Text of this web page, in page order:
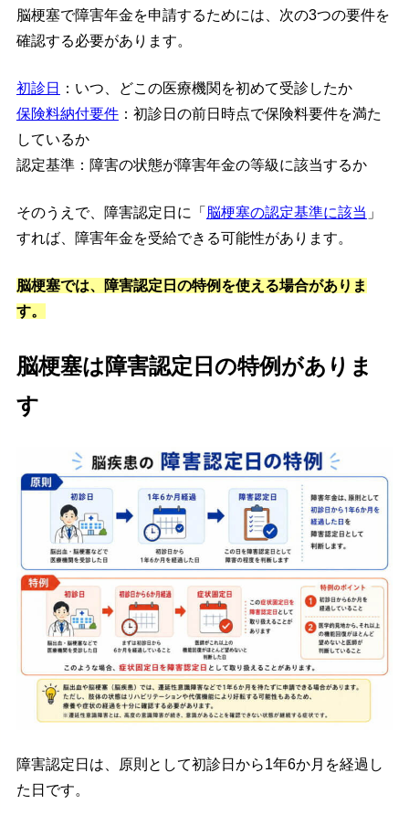
脳梗塞で障害年金を申請するためには、次の3つの要件を
確認する必要があります。
初診日
：いつ、どこの医療機関を初めて受診したか
保険料納付要件：初診日の前日時点で保険料要件を満た
しているか
認定基準：障害の状態が障害年金の等級に該当するか
そのうえで、障害認定日に「 脳梗塞の認定基準に該当 」
すれば、障害年金を受給できる可能性があります。
脳梗塞では、障害認定日の特例を使える場合がありま
す。
脳梗塞は障害認定日の特例がありま
す
障害認定日は、原則として初診日から1年6か月を経過し
た日です。